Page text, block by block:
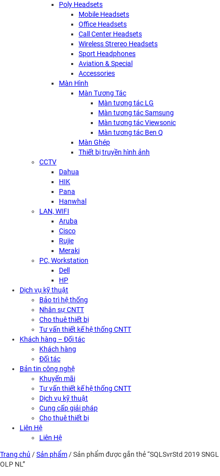
Poly Headsets
Mobile Headsets
Office Headsets
Call Center Headsets
Wireless Strereo Headsets
Sport Headphones
Aviation & Special
Accessories
Màn Hình
Màn Tương Tác
Màn tương tác LG
Màn tương tác Samsung
Màn tương tác Viewsonic
Màn tương tác Ben Q
Màn Ghép
Thiết bị truyền hình ảnh
CCTV
Dahua
HIK
Pana
Hanwhal
LAN, WIFI
Aruba
Cisco
Rujie
Meraki
PC, Workstation
Dell
HP
Dịch vụ kỹ thuật
Bảo trì hệ thống
Nhân sự CNTT
Cho thuê thiết bị
Tư vấn thiết kế hệ thống CNTT
Khách hàng – Đối tác
Khách hàng
Đối tác
Bản tin công nghệ
Khuyến mãi
Tư vấn thiết kế hệ thống CNTT
Dịch vụ kỹ thuật
Cung cấp giải pháp
Cho thuê thiết bị
Liên Hệ
Liên Hệ
Trang chủ /Sản phẩm / Sản phẩm được gắn thẻ “SQLSvrStd 2019 SNGL
OLP NL”